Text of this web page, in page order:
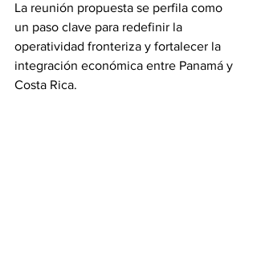
La reunión propuesta se perfila como
un paso clave para redefinir la
operatividad fronteriza y fortalecer la
integración económica entre Panamá y
Costa Rica.